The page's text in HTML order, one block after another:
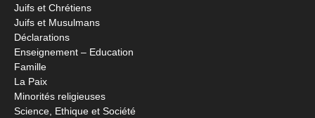
Juifs et Chrétiens
Juifs et Musulmans
Déclarations
Enseignement – Education
Famille
La Paix
Minorités religieuses
Science, Ethique et Société